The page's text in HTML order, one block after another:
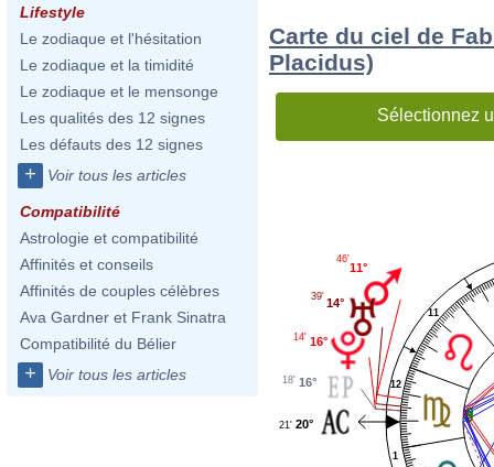
Lifestyle
Le zodiaque et l'hésitation
Le zodiaque et la timidité
Le zodiaque et le mensonge
Les qualités des 12 signes
Les défauts des 12 signes
+ Voir tous les articles
Compatibilité
Astrologie et compatibilité
Affinités et conseils
Affinités de couples célèbres
Ava Gardner et Frank Sinatra
Compatibilité du Bélier
+ Voir tous les articles
Carte du ciel de
Placidus)
Sélectionnez
1
11
12
11°
46'
14°
39'
16°
14'
16°
18'
20°
21'